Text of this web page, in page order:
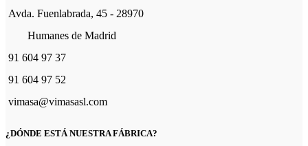
Avda. Fuenlabrada, 45 - 28970
Humanes de Madrid
91 604 97 37
91 604 97 52
vimasa@vimasasl.com
¿DÓNDE ESTÁ NUESTRA FÁBRICA?